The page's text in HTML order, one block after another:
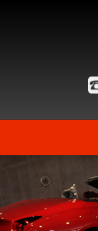
在庫車情報